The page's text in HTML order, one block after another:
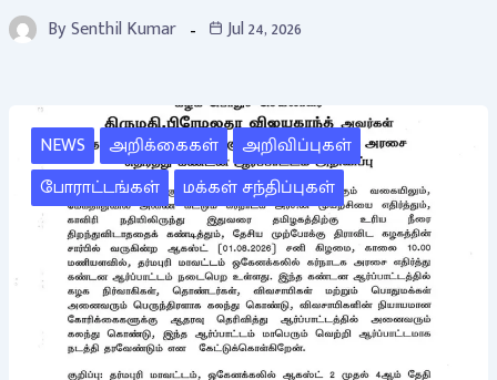
BySenthil Kumar Jul 24, 2026
NEWS அறிக்கைகள்
அறிவிப்புகள்
போராட்டங்கள்
மக்கள் சந்திப்புகள்